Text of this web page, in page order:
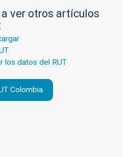
ver otros artículos
los datos del RUT
Colombia